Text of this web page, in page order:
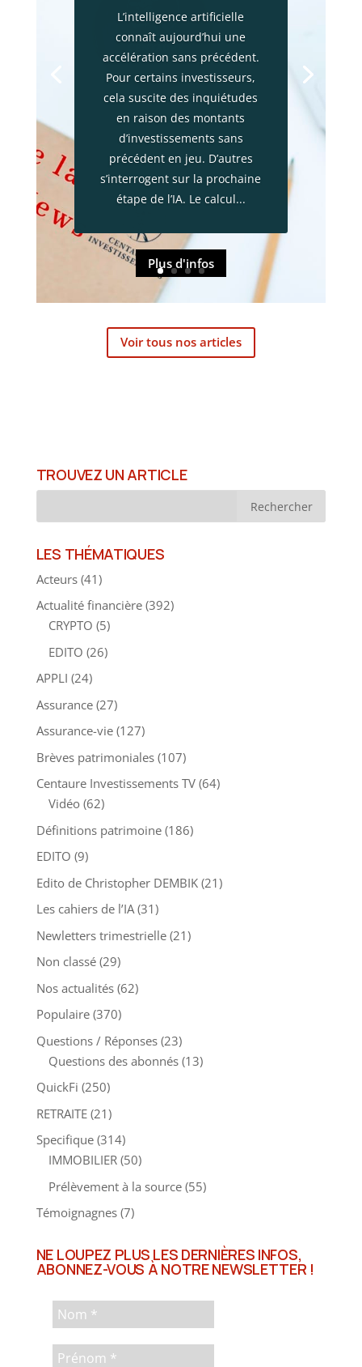
L’intelligence artificielle
connaît aujourd’hui une
accélération sans précédent.
Pour certains investisseurs,
cela suscite des inquiétudes
en raison des montants
d’investissements sans
précédent en jeu. D’autres
s’interrogent sur la prochaine
étape de l’IA. Le calcul...
Plus d'infos
patrimoniales| 0 Commentaires
Les mégafeux qui frappent la
Gironde ne constituent pas
seulement une catastrophe
environnementale. Ces
incendies provoquent
également un choc
économique majeur. Plus de
13 000 entreprises ont vu leur
220 000 habitants ont été
évacués et...
Voir tous nos articles
TROUVEZ UN ARTICLE
LES THÉMATIQUES
Acteurs(41)
Actualité financière (392)
CRYPTO (5)
EDITO (26)
APPLI (24)
Assurance (27)
Assurance-vie (127)
Brèves patrimoniales(107)
Centaure Investissements TV (64)
Vidéo (62)
Définitions patrimoine (186)
EDITO (9)
Edito de Christopher DEMBIK(21)
Les cahiers de l’IA(31)
Newletters trimestrielle (21)
Non classé (29)
Nos actualités(62)
Populaire (370)
Questions / Réponses(23)
Questions des abonnés(13)
QuickFi (250)
RETRAITE(21)
Specifique (314)
IMMOBILIER(50)
Prélèvement à la source (55)
Témoignagnes(7)
NE LOUPEZ PLUS LES DERNIÈRES INFOS,
ABONNEZ-VOUS À NOTRE NEWSLETTER !